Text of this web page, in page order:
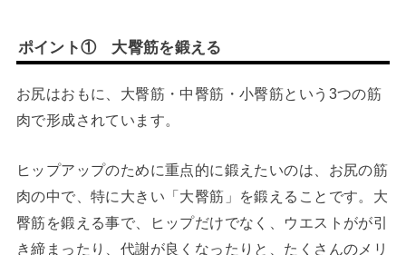
ポイント① 大臀筋を鍛える
お尻はおもに、大臀筋・中臀筋・小臀筋という3つの筋
肉で形成されています。
ヒップアップのために重点的に鍛えたいのは、お尻の筋
肉の中で、特に大きい「大臀筋」を鍛えることです。大
臀筋を鍛える事で、ヒップだけでなく、ウエストがが引
き締まったり、代謝が良くなったりと、たくさんのメリ